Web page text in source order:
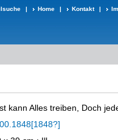
| Home | Kontakt |
kann Alles treiben, Doch